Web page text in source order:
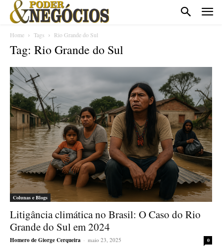
Home Tags Rio Grande do Sul
Tag: Rio Grande do Sul
Colunas e Blogs
Litigância climática no Brasil: O Caso do Rio
Grande do Sul em 2024
Homero de Giorge Cerqueira - maio 23, 2025 0